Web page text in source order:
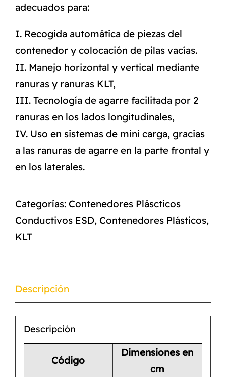
adecuados para:
I. Recogida automática de piezas del
contenedor y colocación de pilas vacías.
II. Manejo horizontal y vertical mediante
ranuras y ranuras KLT,
III. Tecnología de agarre facilitada por 2
ranuras en los lados longitudinales,
IV. Uso en sistemas de mini carga, gracias
a las ranuras de agarre en la parte frontal y
en los laterales.
Categorías: Contenedores Pláscticos
Conductivos ESD, Contenedores Plásticos,
KLT
Descripción
Descripción
Código
Dimensiones en
cm